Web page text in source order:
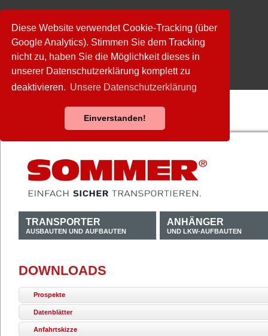
Diese Website verwendet Cookie-Tracking (über
Google Analytics). Stimmen Sie dem Tracking
nicht zu, haben Sie die Möglichkeit dieses in
unserer Datenschutzerklärung komplett zu
deaktivieren. Unsere Datenschutzerklärung
Einverstanden!
TRANSPORTER
AUSBAUTEN UND AUFBAUTEN
ANHÄNGER
UND LKW-AUFBAUTEN
DOWNLOADS
Prospekte
Datenblätter
Anfahrtskizze